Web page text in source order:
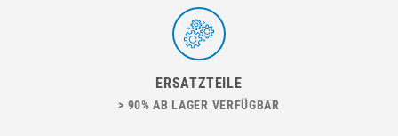
ERSATZTEILE
> 90% AB LAGER VERFÜGBAR